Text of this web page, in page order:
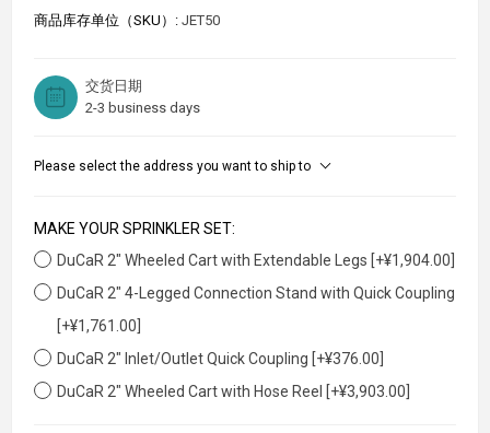
商品库存单位（SKU）: JET50
交货日期
2-3 business days
Please select the address you want to ship to
MAKE YOUR SPRINKLER SET:
DuCaR 2" Wheeled Cart with Extendable Legs [+¥1,904.00]
DuCaR 2" 4-Legged Connection Stand with Quick Coupling
[+¥1,761.00]
DuCaR 2" Inlet/Outlet Quick Coupling [+¥376.00]
DuCaR 2" Wheeled Cart with Hose Reel [+¥3,903.00]